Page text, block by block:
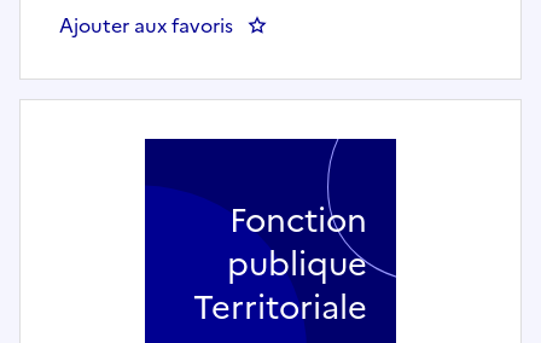
Ajouter aux favoris : Agent de restauration scolaire
Fonction
publique
Territoriale